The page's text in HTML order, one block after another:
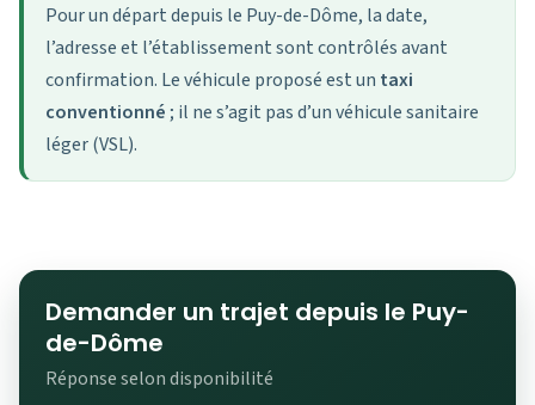
Pour un départ depuis le Puy-de-Dôme, la date,
l’adresse et l’établissement sont contrôlés avant
confirmation. Le véhicule proposé est un taxi
conventionné ; il ne s’agit pas d’un véhicule sanitaire
léger (VSL).
Demander un trajet depuis le Puy-
de-Dôme
Réponse selon disponibilité